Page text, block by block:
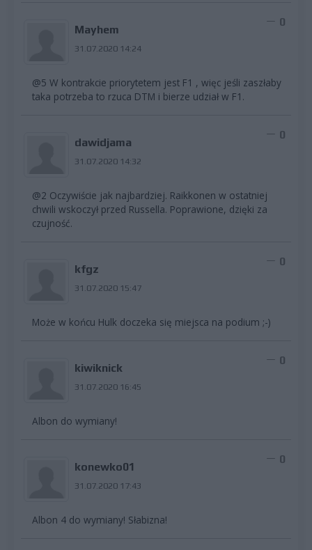
Mayhem
31.07.2020 14:24
0
@5 W kontrakcie priorytetem jest F1 , więc jeśli zaszłaby
taka potrzeba to rzuca DTM i bierze udział w F1.
dawidjama
31.07.2020 14:32
0
@2 Oczywiście jak najbardziej. Raikkonen w ostatniej
chwili wskoczył przed Russella. Poprawione, dzięki za
czujność.
kfgz
31.07.2020 15:47
0
Może w końcu Hulk doczeka się miejsca na podium ;-)
kiwiknick
31.07.2020 16:45
0
Albon do wymiany!
konewko01
31.07.2020 17:43
0
Albon 4 do wymiany! Słabizna!